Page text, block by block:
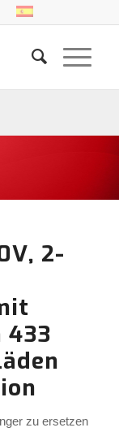
2-
433
zu ersetzen